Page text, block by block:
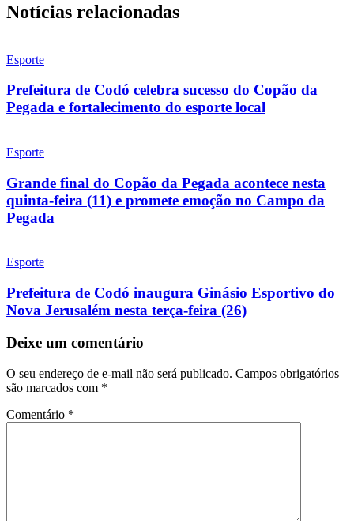
Notícias relacionadas
Esporte
Prefeitura de Codó celebra sucesso do Copão da
Pegada e fortalecimento do esporte local
Esporte
Grande final do Copão da Pegada acontece nesta
quinta-feira (11) e promete emoção no Campo da
Pegada
Esporte
Prefeitura de Codó inaugura Ginásio Esportivo do
Nova Jerusalém nesta terça-feira (26)
Deixe um comentário
O seu endereço de e-mail não será publicado. Campos obrigatórios
são marcados com *
Comentário *